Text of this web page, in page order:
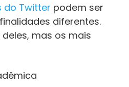
do Twitter podem ser
diferentes.
mas os mais